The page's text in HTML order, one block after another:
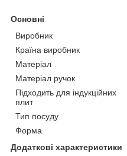
Основні
Виробник
Країна виробник
Матеріал
Матеріал ручок
Підходить для індукційних
плит
Тип посуду
Форма
Додаткові характеристики